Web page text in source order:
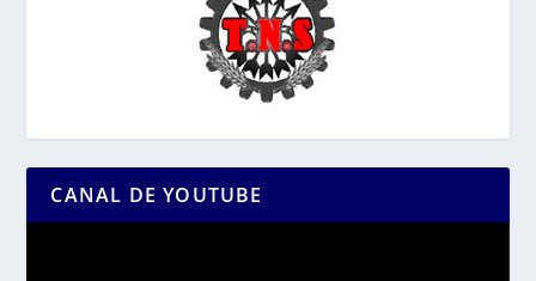
CANAL DE YOUTUBE